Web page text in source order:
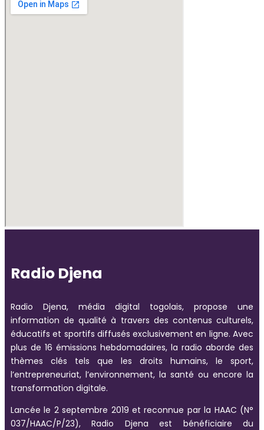
Radio Djena
Radio Djena, média digital togolais, propose une
information de qualité à travers des contenus culturels,
éducatifs et sportifs diffusés exclusivement en ligne. Avec
plus de 16 émissions hebdomadaires, la radio aborde des
thèmes clés tels que les droits humains, le sport,
l’entrepreneuriat, l’environnement, la santé ou encore la
transformation digitale.
Lancée le 2 septembre 2019 et reconnue par la HAAC (N°
037/HAAC/P/23), Radio Djena est bénéficiaire du